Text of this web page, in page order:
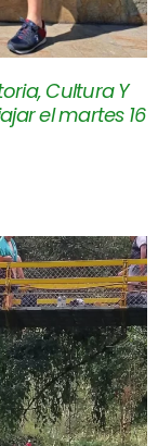
Cultura Y
el martes 16